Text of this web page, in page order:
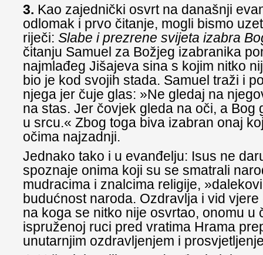
3. Kao zajednički osvrt na današnji
odlomak i prvo čitanje, mogli bismo
riječi:Slabe i prezrene svijeta izabra
čitanju Samuel za Božjeg izabranika
najmlađeg Jišajeva sina s kojim nitko
bio je kod svojih stada. Samuel traži i
njega jer čuje glas: »Ne gledaj na
na stas. Jer čovjek gleda na oči, a Bog
u srcu.« Zbog toga biva izabran onaj
očima najzadnji.
Jednako tako i u evanđelju: Isus ne
spoznaje onima koji su se smatrali
mudracima i znalcima religije,
budućnost naroda. Ozdravlja i vid
na koga se nitko nije osvrtao, onomu u
ispruženoj ruci pred vratima Hrama
unutarnjim ozdravljenjem i